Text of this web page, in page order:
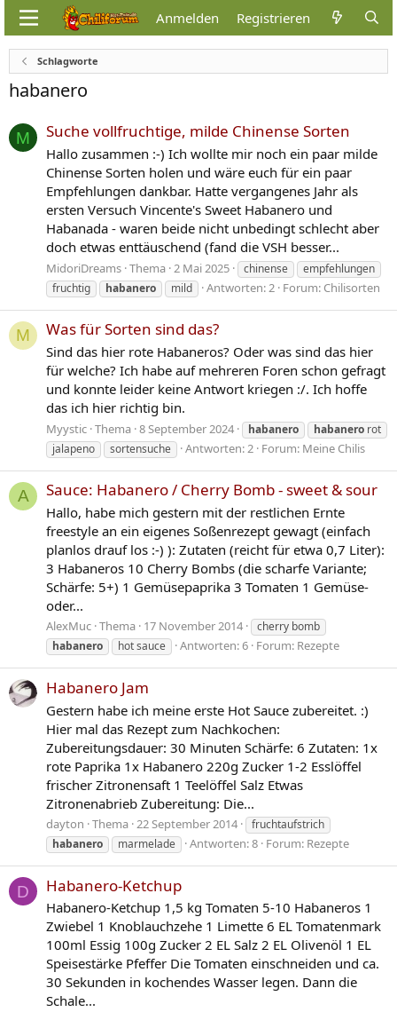
Anmelden Registrieren
Schlagworte
habanero
M Suche vollfruchtige, milde Chinense Sorten
Hallo zusammen :-) Ich wollte mir noch ein paar milde
Chinense Sorten holen und wäre euch für ein paar
Empfehlungen dankbar. Hatte vergangenes Jahr als
ersten Versuch Vincente's Sweet Habanero und
Habanada - waren beide nicht unbedingt schlecht aber
doch etwas enttäuschend (fand die VSH besser...
MidoriDreams Thema 2 Mai 2025 chinense
empfehlungen
fruchtig
habanero mild Antworten: 2 Forum: Chilisorten
M Was für Sorten sind das?
Sind das hier rote Habaneros? Oder was sind das hier
für welche? Ich habe auf mehreren Foren schon gefragt
und konnte leider keine Antwort kriegen :/. Ich hoffe
das ich hier richtig bin.
Myystic Thema 8 September 2024 habanero habanero rot
jalapeno
sortensuche Antworten: 2 Forum: Meine Chilis
A Sauce: Habanero / Cherry Bomb - sweet & sour
Hallo, habe mich gestern mit der restlichen Ernte
freestyle an ein eigenes Soßenrezept gewagt (einfach
planlos drauf los :-) ): Zutaten (reicht für etwa 0,7 Liter):
3 Habaneros 10 Cherry Bombs (die scharfe Variante;
Schärfe: 5+) 1 Gemüsepaprika 3 Tomaten 1 Gemüse-
oder...
AlexMuc Thema 17 November 2014
cherry bomb
habanero
hot sauce Antworten: 6 Forum: Rezepte
Habanero Jam
Gestern habe ich meine erste Hot Sauce zubereitet. :)
Hier mal das Rezept zum Nachkochen:
Zubereitungsdauer: 30 Minuten Schärfe: 6 Zutaten: 1x
rote Paprika 1x Habanero 220g Zucker 1-2 Esslöffel
frischer Zitronensaft 1 Teelöffel Salz Etwas
Zitronenabrieb Zubereitung: Die...
dayton Thema 22 September 2014
fruchtaufstrich
habanero
marmelade Antworten: 8 Forum: Rezepte
D Habanero-Ketchup
Habanero-Ketchup 1,5 kg Tomaten 5-10 Habaneros 1
Zwiebel 1 Knoblauchzehe 1 Limette 6 EL Tomatenmark
100ml Essig 100g Zucker 2 EL Salz 2 EL Olivenöl 1 EL
Speisestärke Pfeffer Die Tomaten einschneiden und ca.
30 Sekunden in kochendes Wasser legen. Dann die
Schale...